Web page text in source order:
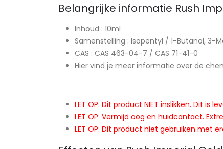
Belangrijke informatie Rush
Inhoud : 10ml
Samenstelling : Isopentyl / 1-Butanol, 3-
CAS : CAS 463-04-7 / CAS 71-41-0
Hier vind je meer informatie over de
LET OP: Dit product NIET inslikken. Dit is
LET OP: Vermijd oog en huidcontact.
LET OP: Dit product niet gebruiken met